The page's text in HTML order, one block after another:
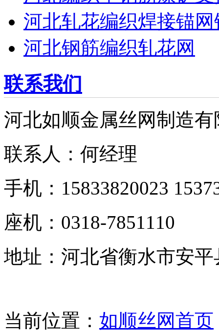
河北轧花编织焊接锚
河北钢筋编织轧花网
联系我们
河北如顺金属丝网制造有
联系人：何经理
手机：15833820023
座机：0318-7851110
地址：河北省衡水市安
当前位置： 如顺丝网首页